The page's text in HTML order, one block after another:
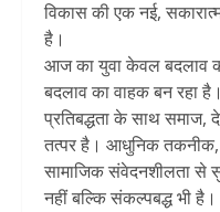
विकास की एक नई,
है।
आज का युवा केवल बदलाव
बदलाव का वाहक बन रहा
प्रतिबद्धता के साथ समाज,
तत्पर है। आधुनिक तकनीक,
सामाजिक संवेदनशीलता से
नहीं बल्कि संकल्पबद्ध भी है।